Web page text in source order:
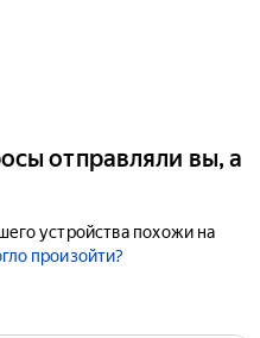
отправляли вы, а
устройства похожи на
произойти?